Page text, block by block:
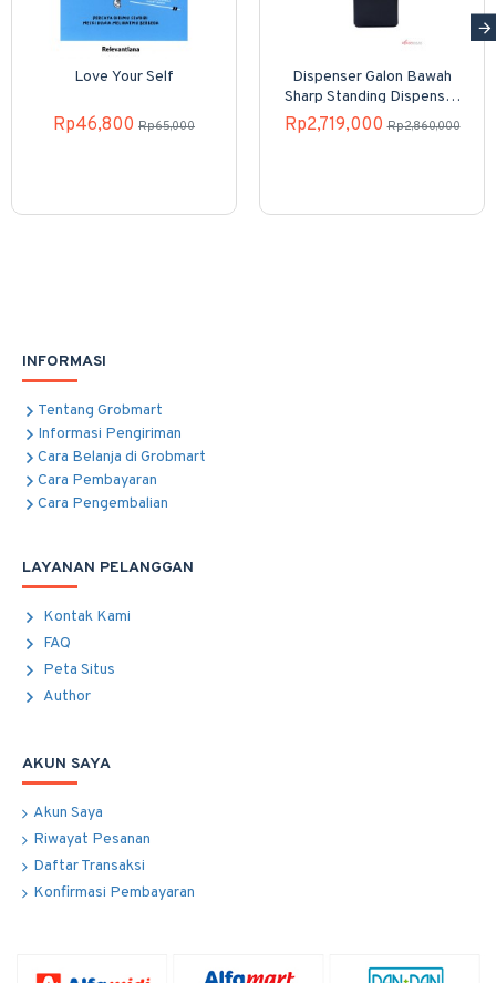
Love Your Self
Rp46,800 Rp65,000
Dispenser Galon Bawah
Sharp Standing Dispenser
SWD-82EHL-PB
Rp2,719,000 Rp2,860,000
INFORMASI
Tentang Grobmart
Informasi Pengiriman
Cara Belanja di Grobmart
Cara Pembayaran
Cara Pengembalian
LAYANAN PELANGGAN
Kontak Kami
FAQ
Peta Situs
Author
AKUN SAYA
Akun Saya
Riwayat Pesanan
Daftar Transaksi
Konfirmasi Pembayaran